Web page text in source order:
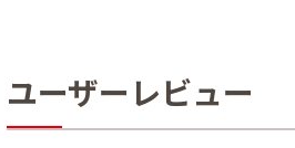
ユーザーレビュー